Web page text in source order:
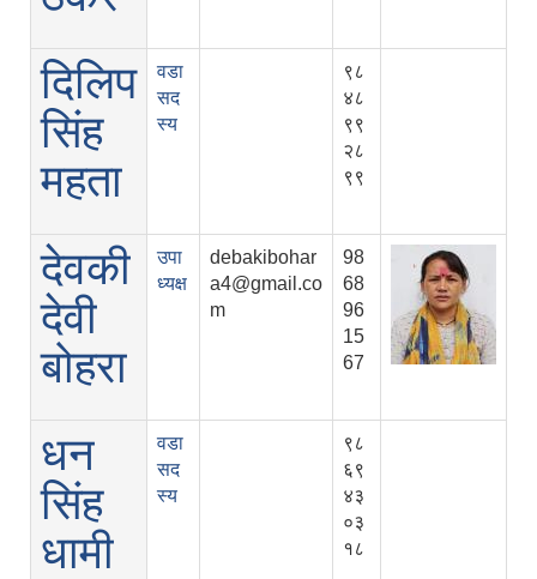
दिलिप
सिंह
महता
वडा
सद
स्य
९८
४८
९९
२८
९९
देवकी
देवी
बोहरा
उपा
ध्यक्ष
debakibohar
a4@gmail.co
m
98
68
96
15
67
धन
सिंह
धामी
वडा
सद
स्य
९८
६९
४३
०३
१८